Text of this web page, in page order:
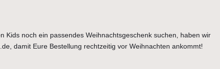
noch ein passendes Weihnachtsgeschenk suchen, haben wir
damit Eure Bestellung rechtzeitig vor Weihnachten ankommt!